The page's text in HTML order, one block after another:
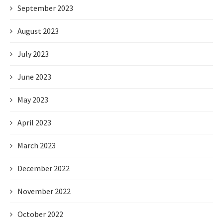
September 2023
August 2023
July 2023
June 2023
May 2023
April 2023
March 2023
December 2022
November 2022
October 2022